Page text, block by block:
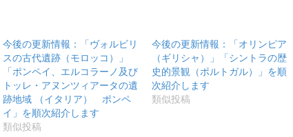
今後の更新情報：「ヴォルビリ
スの古代遺跡（モロッコ）」
「ポンペイ、エルコラーノ及び
トッレ・アヌンツィアータの遺
跡地域 （イタリア） ポンペ
イ」を順次紹介します
類似投稿
今後の更新情報：「オリンピア
（ギリシャ）」「シントラの歴
史的景観（ポルトガル）」を順
次紹介します
類似投稿